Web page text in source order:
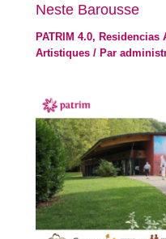
Neste Barousse
PATRIM 4.0, Residencias
Artistiques / Par